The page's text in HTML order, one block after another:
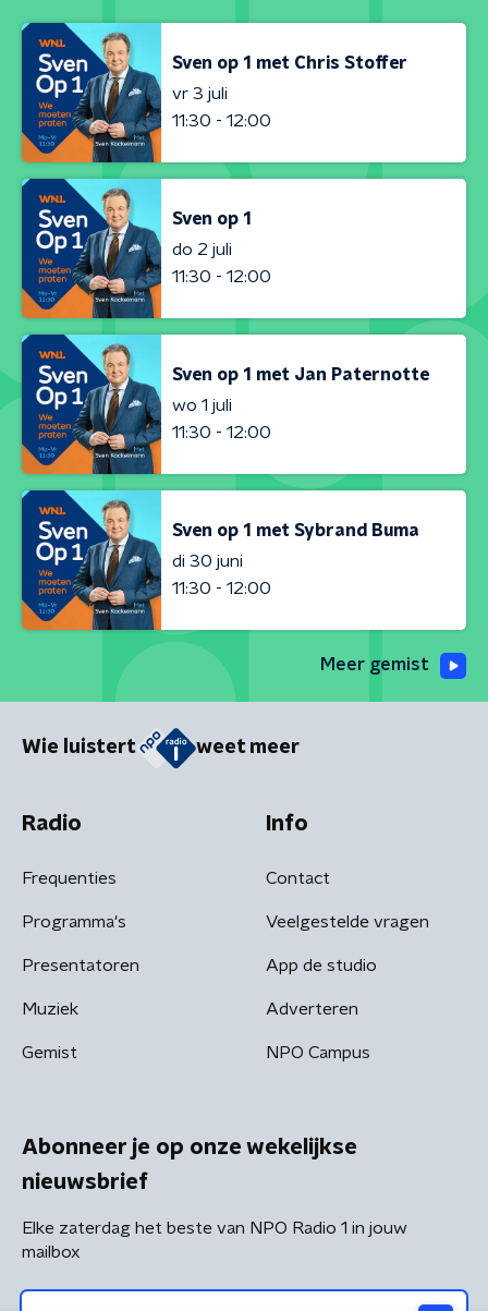
Sven op 1 met Chris Stoffer
vr 3 juli
11:30 - 12:00
Sven op 1
do 2 juli
11:30 - 12:00
Sven op 1 met Jan Paternotte
wo 1 juli
11:30 - 12:00
Sven op 1 met Sybrand Buma
di 30 juni
11:30 - 12:00
Meer gemist
Wie luistert weet meer
Radio
Frequenties
Programma's
Presentatoren
Muziek
Gemist
Info
Contact
Veelgestelde vragen
App de studio
Adverteren
NPO Campus
Abonneer je op onze wekelijkse
nieuwsbrief
Elke zaterdag het beste van NPO Radio 1 in jouw
mailbox